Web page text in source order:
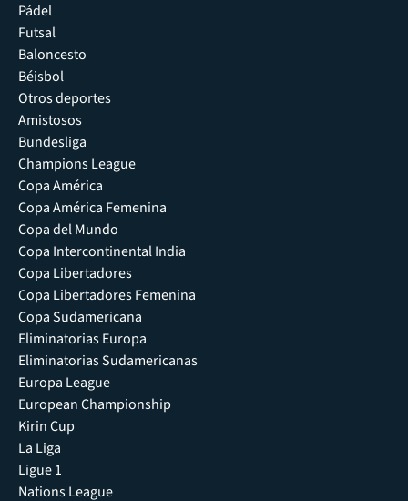
Pádel
Futsal
Baloncesto
Béisbol
Otros deportes
Amistosos
Bundesliga
Champions League
Copa América
Copa América Femenina
Copa del Mundo
Copa Intercontinental India
Copa Libertadores
Copa Libertadores Femenina
Copa Sudamericana
Eliminatorias Europa
Eliminatorias Sudamericanas
Europa League
European Championship
Kirin Cup
La Liga
Ligue 1
Nations League